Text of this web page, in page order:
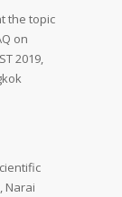
the topic
on
2019,
Narai